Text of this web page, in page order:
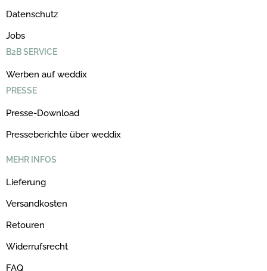
Datenschutz
Jobs
B2B SERVICE
Werben auf weddix
PRESSE
Presse-Download
Presseberichte über weddix
MEHR INFOS
Lieferung
Versandkosten
Retouren
Widerrufsrecht
FAQ